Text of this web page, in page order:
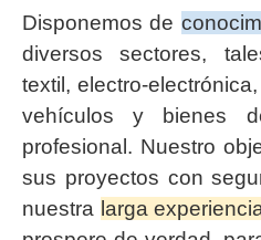
Disponemos de
diversos sectores,
textil, electro-
vehículos y bienes
profesional. Nuestro
sus proyectos con
nuestra larga